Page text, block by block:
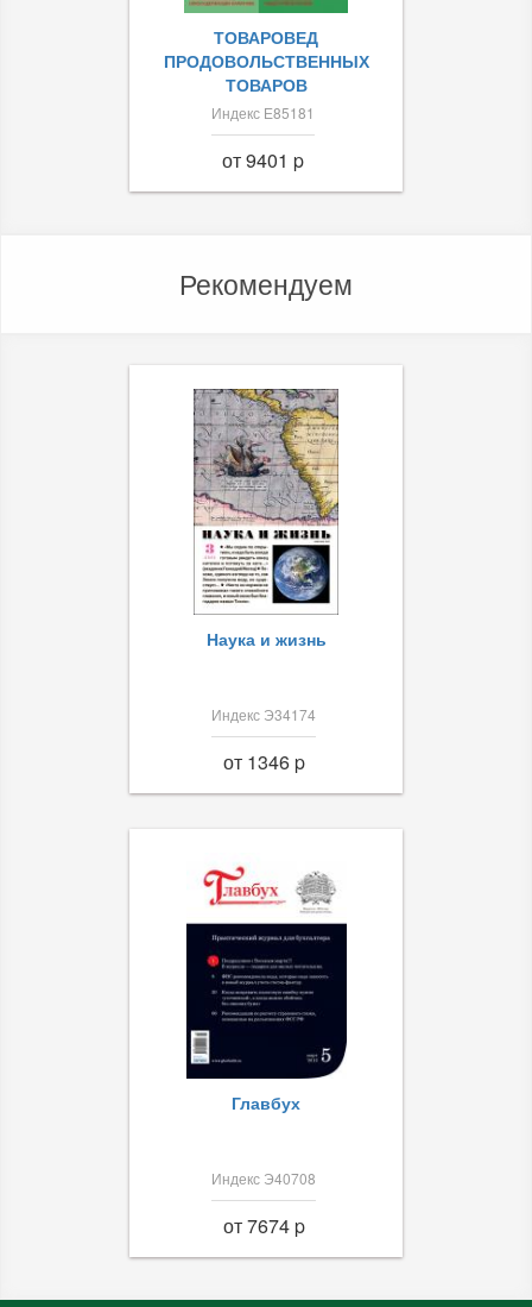
ТОВАРОВЕД
ПРОДОВОЛЬСТВЕННЫХ
ТОВАРОВ
Индекс Е85181
от 9401 p
Рекомендуем
Наука и жизнь
Индекс Э34174
от 1346 p
Главбух
Индекс Э40708
от 7674 p